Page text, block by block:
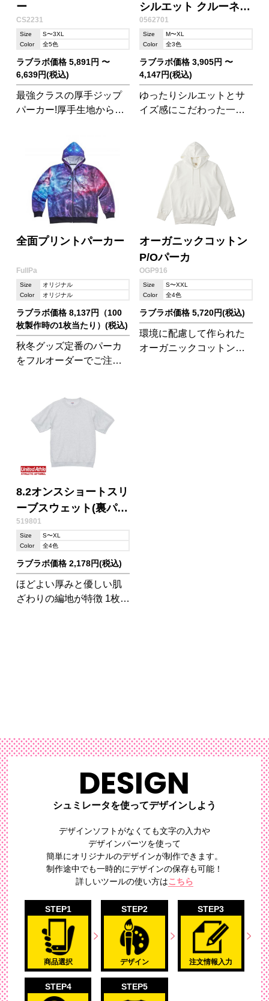
ー
CS2231
Size
S〜3XL
Color
全5色
ラブラボ価格 5,891円 〜
6,639円(税込)
最強クラスの厚手ジップ
パーカー!厚手生地から演
&#65374;40代の男性に好
評です。
シルエット クルーネッ
ク スウェット(裏起毛)
0562701
Size
M〜XL
Color
全3色
ラブラボ価格 3,905円 〜
4,147円(税込)
ゆったりシルエットとサ
イズ感にこだわった一枚
全面プリントパーカー
FullPa
Size
オリジナル
Color
オリジナル
ラブラボ価格 8,137円（100
枚製作時の1枚当たり）(税込)
秋冬グッズ定番のパーカ
をフルオーダーでご注文
速乾性に優れています!総
柄、ライン、切り替えし
など、デザインは無限大
オーガニックコットン
P/Oパーカ
OGP916
Size
S〜XXL
Color
全4色
ラブラボ価格 5,720円(税込)
環境に配慮して作られた
オーガニックコットン
8.2オンスショートスリ
ーブスウェット(裏パイ
ル)
519801
Size
S〜XL
Color
全4色
ラブラボ価格 2,178円(税込)
ほどよい厚みと優しい肌
ざわりの編地が特徴 1枚で
DESIGN
シュミレータを使ってデザインしよう
デザインソフトがなくても文字の入力や
デザインパーツを使って
簡単にオリジナルのデザインが制作できます。
制作途中でも一時的にデザインの保存も可能！
詳しいツールの使い方はこちら
STEP1
商品選択
STEP2
デザイン
STEP3
注文情報入力
STEP4 STEP5